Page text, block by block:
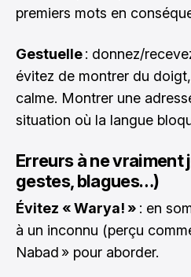
premiers mots en
Gestuelle: donnez/
évitez de montrer du
calme. Montrer une
situation où la langue
Erreurs à ne vraiment
gestes, blagues…)
Évitez « Warya! » : en
à un inconnu (perçu
Nabad » pour aborder.